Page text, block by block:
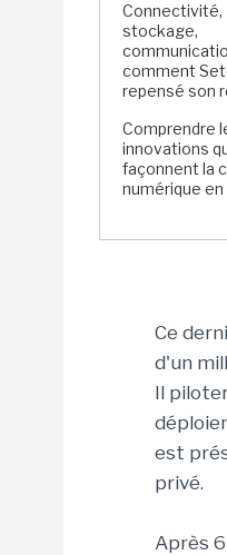
Connectivité,
stockage,
comment
repensé son
Comprendre
innovations
façonnent la
numérique en
Ce
d'un
Il
est
privé.
Après